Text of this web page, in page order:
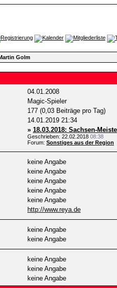
Golm
04.01.2008
Magic-Spieler
177 (0,03 Beiträge pro Tag)
14.01.2019 21:34
» 18.03.2018: Sachsen-
Geschrieben: 22.02.2018 08:38
Forum: Sonstiges aus der Region
keine Angabe
keine Angabe
keine Angabe
keine Angabe
keine Angabe
http://www.reya.de
keine Angabe
keine Angabe
keine Angabe
keine Angabe
keine Angabe